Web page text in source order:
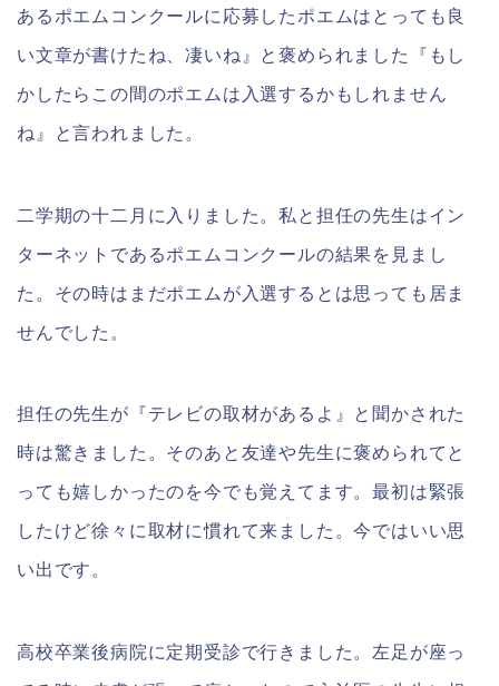
あるポエムコンクールに応募したポエムはとっても良
い文章が書けたね、凄いね』と褒められました『もし
かしたらこの間のポエムは入選するかもしれません
ね』と言われました。
二学期の十二月に入りました。私と担任の先生はイン
ターネットであるポエムコンクールの結果を見まし
た。その時はまだポエムが入選するとは思っても居ま
せんでした。
担任の先生が『テレビの取材があるよ』と聞かされた
時は驚きました。そのあと友達や先生に褒められてと
っても嬉しかったのを今でも覚えてます。最初は緊張
したけど徐々に取材に慣れて来ました。今ではいい思
い出です。
高校卒業後病院に定期受診で行きました。左足が座っ